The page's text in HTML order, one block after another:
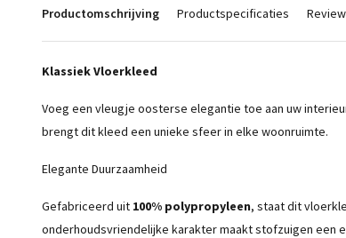
Productomschrijving Productspecificaties
Klassiek Vloerkleed
Voeg een vleugje oosterse elegantie toe aan uw
brengt dit kleed een unieke sfeer in elke woonruimte.
Elegante Duurzaamheid
Gefabriceerd uit 100% polypropyleen, staat dit
onderhoudsvriendelijke karakter maakt stofzuigen een